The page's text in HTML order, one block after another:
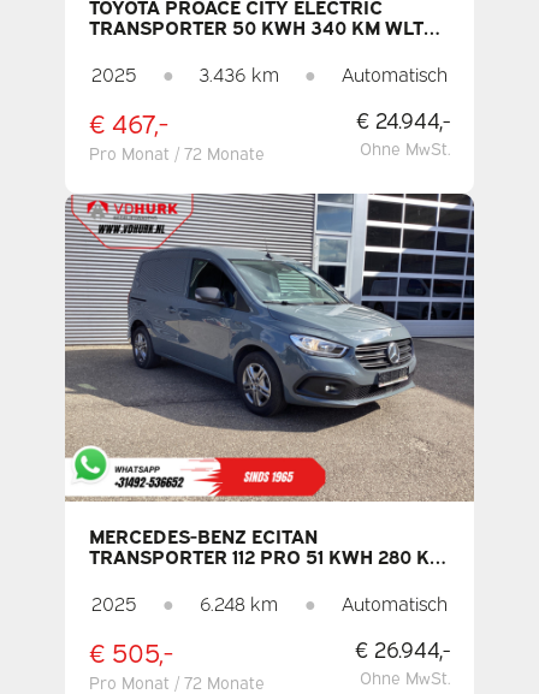
TOYOTA PROACE CITY ELECTRIC
TRANSPORTER 50 KWH 340 KM WLTP
STANDHEIZUNG / SITZHEIZUNG /
LENKRADHEIZUNG / CARPLAY /
KAMERA / PARKDISTANZKONTROLLE /
TEMPOMAT / KLIMAANLAGE
2025 ● 3.436 km ● Automatisch
€ 467,-
Pro Monat / 72 Monate
€ 24.944,-
Ohne MwSt.
MERCEDES-BENZ ECITAN
TRANSPORTER 112 PRO 51 KWH 280 KM
CARPLAY / NAVI / KAMERA /
KLIMAANLAGE / PDC / TEMPOMAT
2025 ● 6.248 km ● Automatisch
€ 505,-
Pro Monat / 72 Monate
€ 26.944,-
Ohne MwSt.